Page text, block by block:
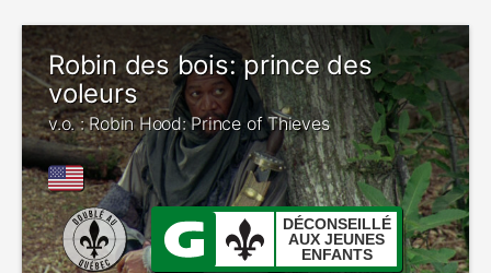
Robin des bois: prince des
voleurs
v.o. : Robin Hood: Prince of Thieves
DÉCONSEILLÉ
AUX JEUNES
ENFANTS